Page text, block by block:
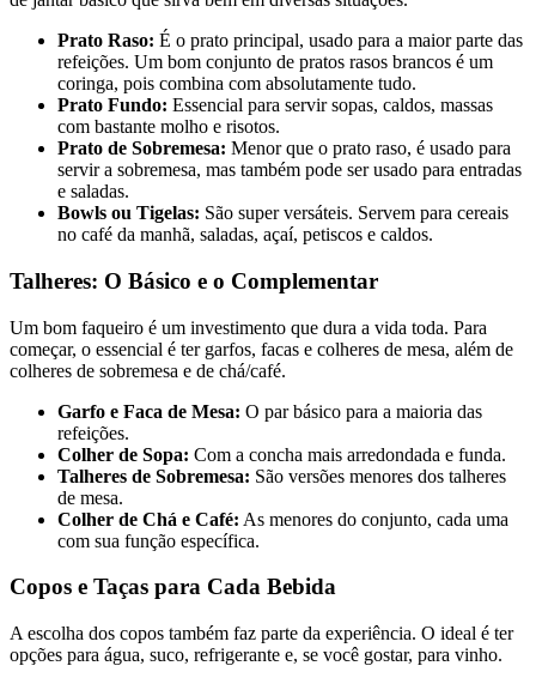
Prato Raso: É o prato principal, usado para a maior parte das
refeições. Um bom conjunto de pratos rasos brancos é um
coringa, pois combina com absolutamente tudo.
Prato Fundo: Essencial para servir sopas, caldos, massas
com bastante molho e risotos.
Prato de Sobremesa: Menor que o prato raso, é usado para
servir a sobremesa, mas também pode ser usado para entradas
e saladas.
Bowls ou Tigelas: São super versáteis. Servem para cereais
no café da manhã, saladas, açaí, petiscos e caldos.
Talheres: O Básico e o Complementar
Um bom faqueiro é um investimento que dura a vida toda. Para
começar, o essencial é ter garfos, facas e colheres de mesa, além de
colheres de sobremesa e de chá/café.
Garfo e Faca de Mesa: O par básico para a maioria das
refeições.
Colher de Sopa: Com a concha mais arredondada e funda.
Talheres de Sobremesa: São versões menores dos talheres
de mesa.
Colher de Chá e Café: As menores do conjunto, cada uma
com sua função específica.
Copos e Taças para Cada Bebida
A escolha dos copos também faz parte da experiência. O ideal é ter
opções para água, suco, refrigerante e, se você gostar, para vinho.